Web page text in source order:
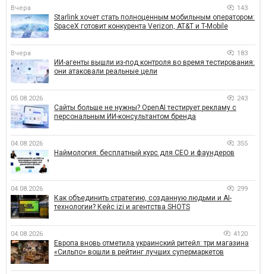
Вчера 143
Starlink хочет стать полноценным мобильным оператором:
SpaceX готовит конкурента Verizon, AT&T и T-Mobile
Вчера 183
ИИ-агенты вышли из-под контроля во время тестирования:
они атаковали реальные цели
05.08.2026 243
Сайты больше не нужны? OpenAI тестирует рекламу с
персональным ИИ-консультантом бренда
04.08.2026 355
Наймология: бесплатный курс для CEO и фаундеров
04.08.2026 299
Как объединить стратегию, созданную людьми и AI-
технологии? Кейс izi и агентства SHOTS
04.08.2026 4120
Европа вновь отметила украинский ритейл: три магазина
«Сильпо» вошли в рейтинг лучших супермаркетов